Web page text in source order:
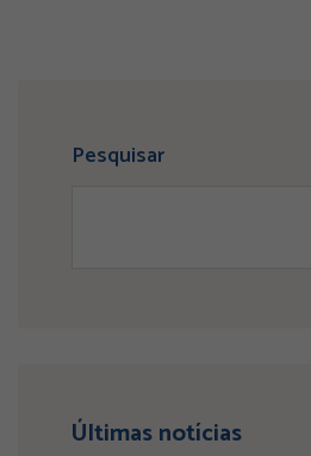
Pesquisar
Últimas notícias